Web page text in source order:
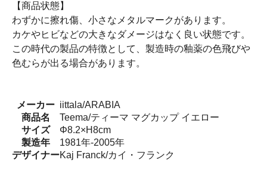
【商品状態】
わずかに擦れ傷、小さなメタルマークがあります。
カケやヒビなどの大きなダメージはなく良い状態です。
この時代の製品の特徴として、製造時の釉薬の色飛びや
色むらが出る場合があります。
メーカー iittala/ARABIA
商品名
Teema/ティーマ マグカップ イエロー
サイズ
Φ8.2×H8cm
製造年
1981年-2005年
デザイナーKaj Franck/カイ・フランク